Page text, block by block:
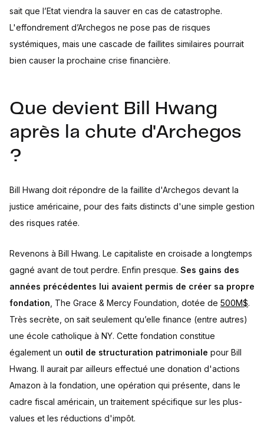
sait que l’Etat viendra la sauver en cas de catastrophe.
L'effondrement d’Archegos ne pose pas de risques
systémiques, mais une cascade de faillites similaires pourrait
bien causer la prochaine crise financière.
Que devient Bill Hwang
après la chute d'Archegos
?
Bill Hwang doit répondre de la faillite d'Archegos devant la
justice américaine, pour des faits distincts d'une simple gestion
des risques ratée.
Revenons à Bill Hwang. Le capitaliste en croisade a longtemps
gagné avant de tout perdre. Enfin presque. Ses gains des
années précédentes lui avaient permis de créer sa propre
fondation , The Grace & Mercy Foundation, dotée de 500M$.
Très secrète, on sait seulement qu’elle finance (entre autres)
une école catholique à NY. Cette fondation constitue
également un outil de structuration patrimoniale pour Bill
Hwang. Il aurait par ailleurs effectué une donation d'actions
Amazon à la fondation, une opération qui présente, dans le
cadre fiscal américain, un traitement spécifique sur les plus-
values et les réductions d'impôt.